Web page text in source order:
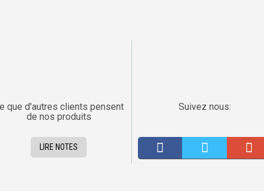
que d'autres clients pensent
de nos produits
LIRE NOTES
Suivez nous: